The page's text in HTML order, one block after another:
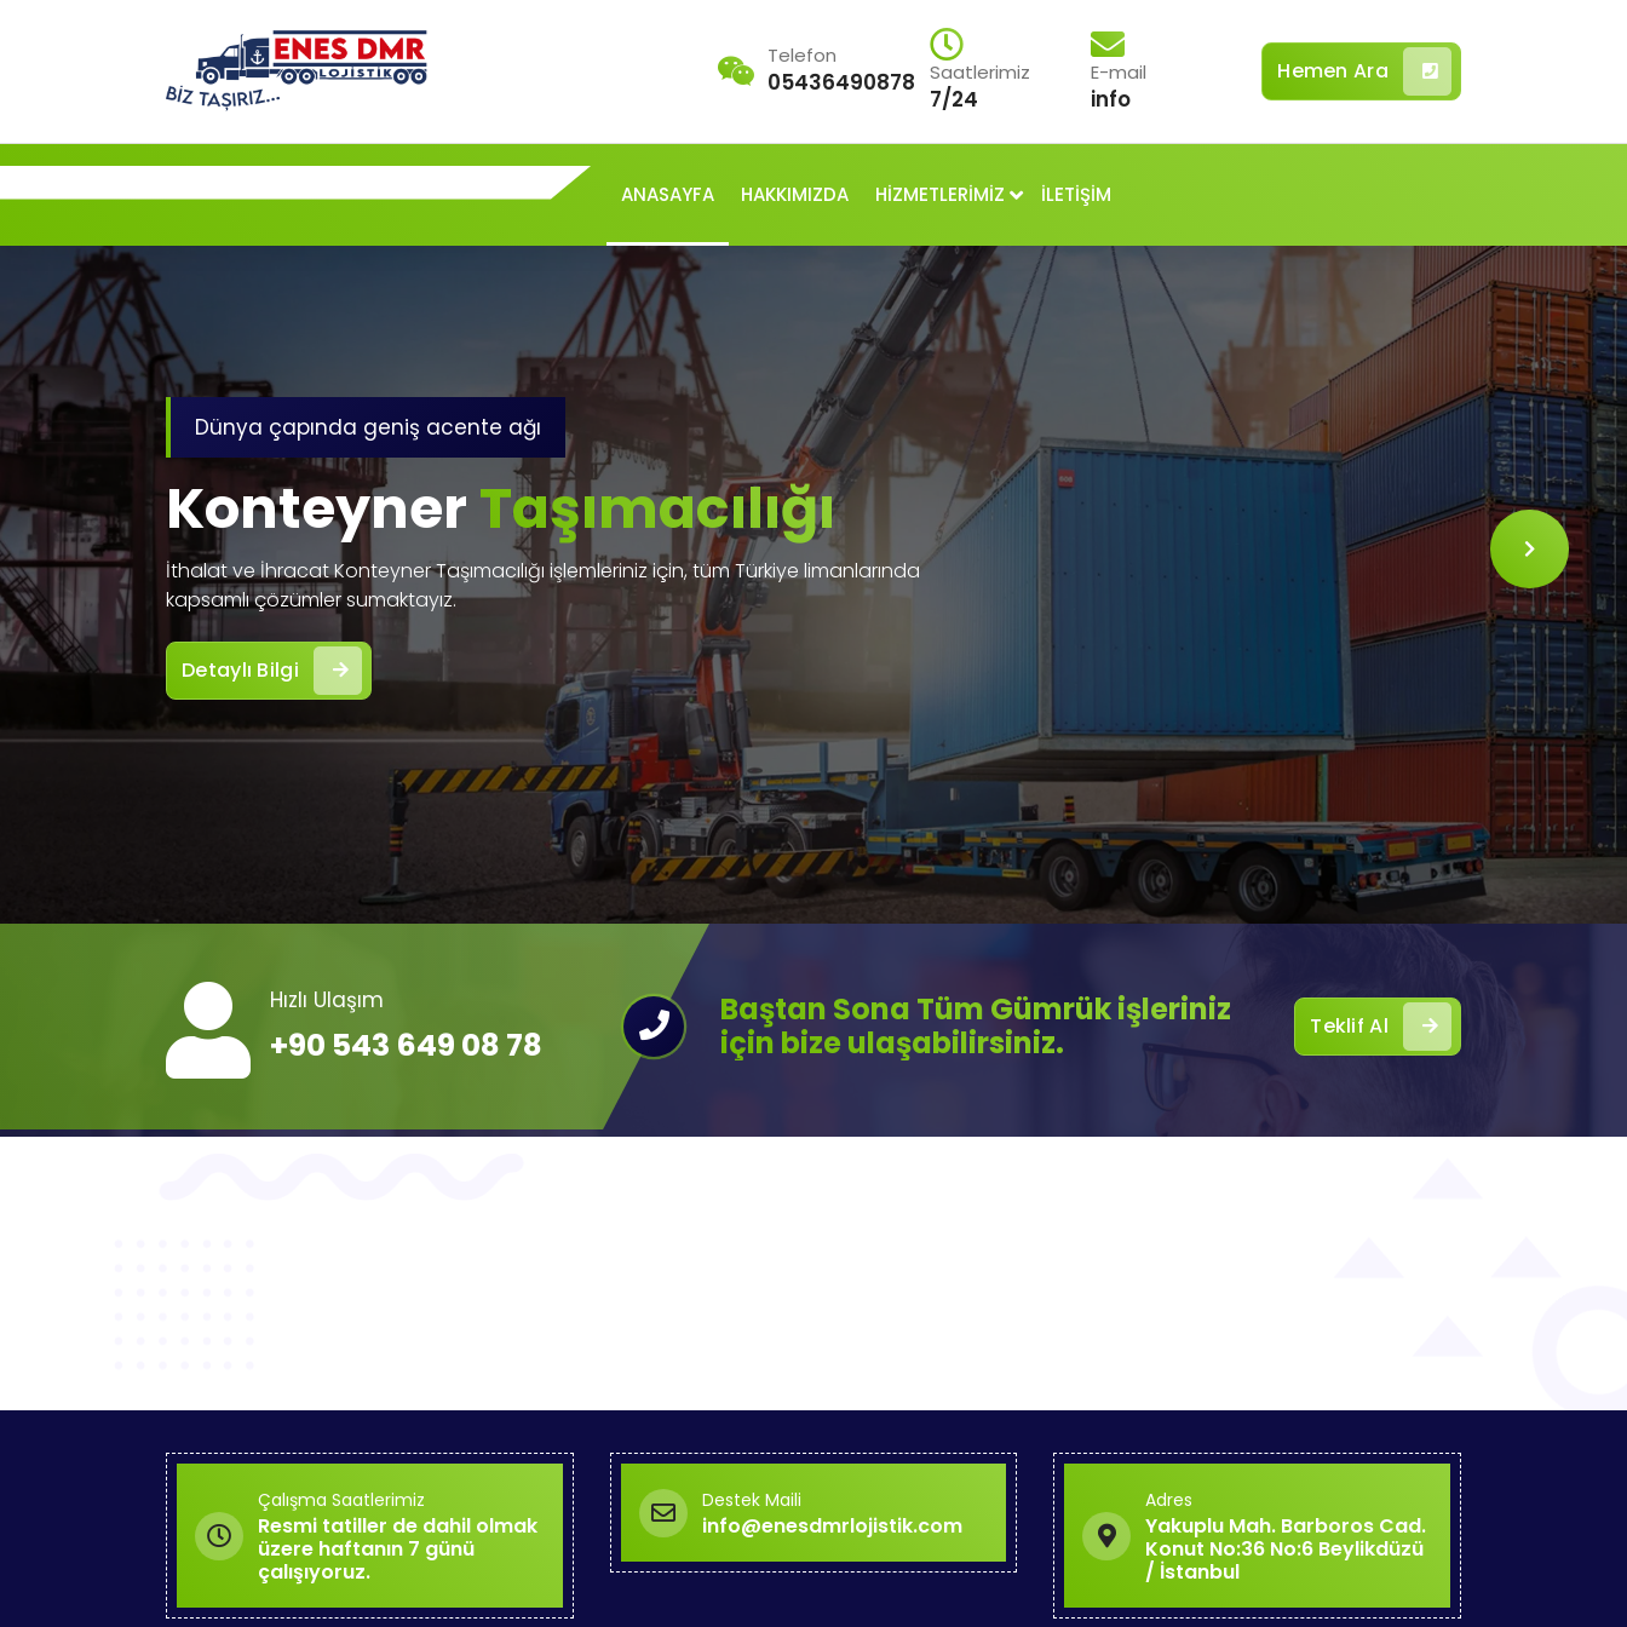
Telefon
05436490878 Saatlerimiz
7/24
E-mail
info
Hemen Ara
ANASAYFA HAKKIMIZDA HİZMETLERİMİZ İLETİŞİM
Dünya çapında geniş acente ağı
KonteynerTaşımacılığı
İthalat ve İhracat Konteyner Taşımacılığı işlemleriniz için, tüm Türkiye limanlarında
kapsamlı çözümler sumaktayız.
Detaylı Bilgi
Hızlı Ulaşım
+90 543 649 08 78
Baştan Sona Tüm Gümrük işleriniz
için bize ulaşabilirsiniz.
Teklif Al
Çalışma Saatlerimiz
Resmi tatiller de dahil olmak
üzere haftanın 7 günü
çalışıyoruz.
Destek Maili
info@enesdmrlojistik.com
Adres
Yakuplu Mah. Barboros Cad.
Konut No:36 No:6 Beylikdüzü
/ İstanbul